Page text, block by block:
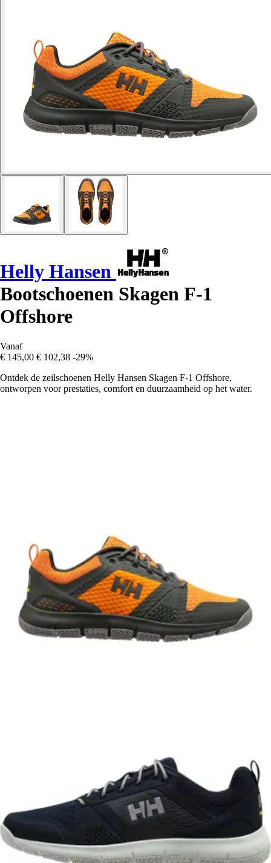
Helly Hansen
Bootschoenen Skagen F-1
Offshore
Vanaf
€ 145,00 € 102,38 -29%
Ontdek de zeilschoenen Helly Hansen Skagen F-1 Offshore,
ontworpen voor prestaties, comfort en duurzaamheid op het water.